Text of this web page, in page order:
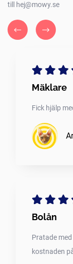
till hej@mowy.se
Mäklare
Fick hjälp
Bolån
Pratade
kostnaden